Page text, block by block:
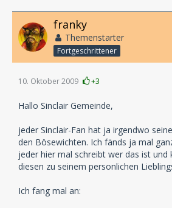
franky
Themenstarter
Fortgeschrittener
10. Oktober 2009 +3
Hallo Sinclair Gemeinde,
jeder Sinclair-Fan hat ja irgendwo
den Bösewichten. Ich fänds ja mal
jeder hier mal schreibt wer das ist und
diesen zu seinem personlichen
Ich fang mal an: